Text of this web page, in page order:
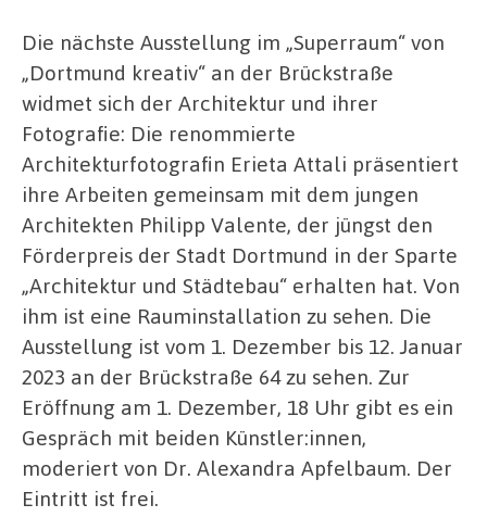
Die nächste Ausstellung im „Superraum“ von
„Dortmund kreativ“ an der Brückstraße
widmet sich der Architektur und ihrer
Fotografie: Die renommierte
Architekturfotografin Erieta Attali präsentiert
ihre Arbeiten gemeinsam mit dem jungen
Architekten Philipp Valente, der jüngst den
Förderpreis der Stadt Dortmund in der Sparte
„Architektur und Städtebau“ erhalten hat. Von
ihm ist eine Rauminstallation zu sehen. Die
Ausstellung ist vom 1. Dezember bis 12. Januar
2023 an der Brückstraße 64 zu sehen. Zur
Eröffnung am 1. Dezember, 18 Uhr gibt es ein
Gespräch mit beiden Künstler:innen,
moderiert von Dr. Alexandra Apfelbaum. Der
Eintritt ist frei.